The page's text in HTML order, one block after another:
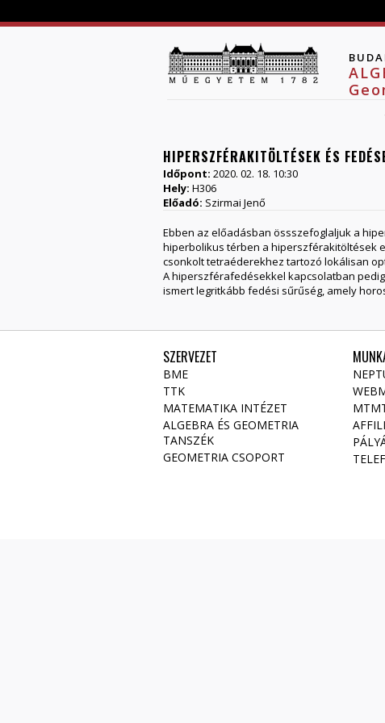
HIPERSZFÉRAKITÖLTÉSEK ÉS
Időpont: 2020. 02. 18. 10:30
Hely: H306
Előadó: Szirmai Jenő
Ebben az előadásban össszefoglaljuk a
hiperbolikus térben a hiperszférakitöltések
csonkolt tetraéderekhez tartozó lokálisan
A hiperszférafedésekkel kapcsolatban
ismert legritkább fedési sűrűség, amely
SZERVEZET
BME
TTK
MATEMATIKA INTÉZET
ALGEBRA ÉS GEOMETRIA
TANSZÉK
GEOMETRIA CSOPORT